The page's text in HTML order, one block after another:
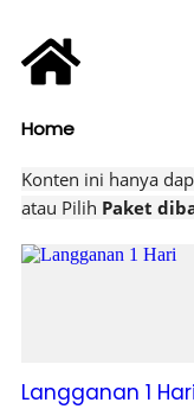
Home
Konten ini hanya
atau Pilih Paket
Langganan 1 Hari